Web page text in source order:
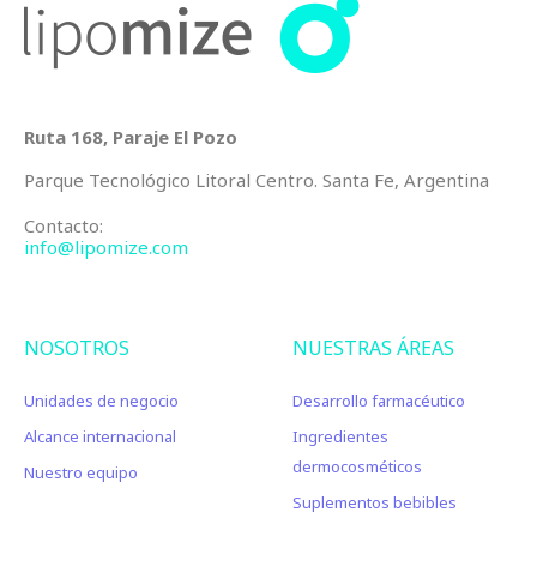
Ruta 168, Paraje El Pozo
Parque Tecnológico Litoral Centro. Santa Fe, Argentina
Contacto:
info@lipomize.com
NOSOTROS
Unidades de negocio
Alcance internacional
Nuestro equipo
NUESTRAS ÁREAS
Desarrollo farmacéutico
Ingredientes
dermocosméticos
Suplementos bebibles